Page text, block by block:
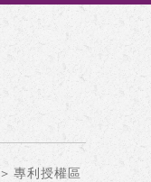
> 專利授權區